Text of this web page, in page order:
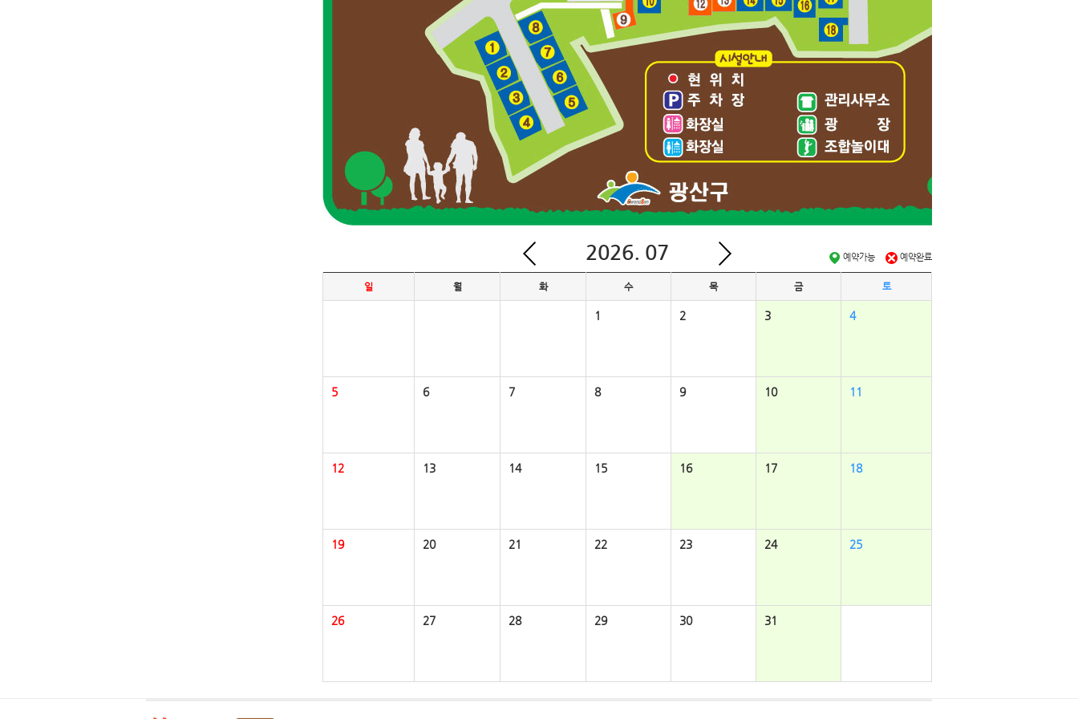
2026. 07 예약가능 예약완료
일 월 화 수 목 금 토
1 2 3 4
5 6 7 8 9 10 11
12 13 14 15 16 17 18
19 20 21 22 23 24 25
26 27 28 29 30 31